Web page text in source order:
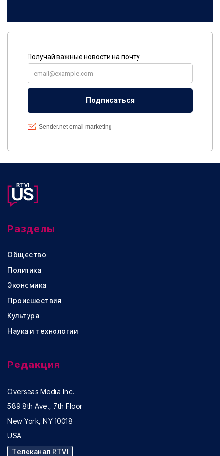
Разделы
Общество
Политика
Экономика
Происшествия
Культура
Наука и технологии
Редакция
Overseas Media Inc.
589 8th Ave., 7th Floor
New York, NY 10018
USA
Телеканал RTVI